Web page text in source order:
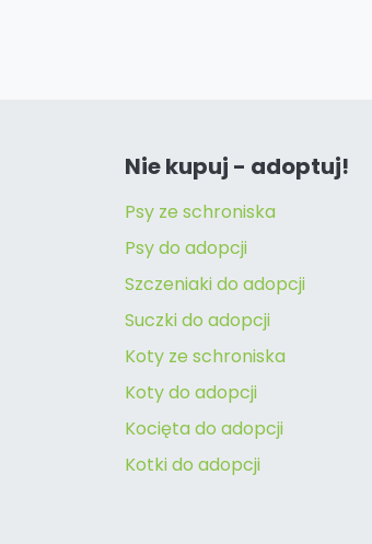
Nie kupuj - adoptuj!
Psy ze schroniska
Psy do adopcji
Szczeniaki do adopcji
Suczki do adopcji
Koty ze schroniska
Koty do adopcji
Kocięta do adopcji
Kotki do adopcji